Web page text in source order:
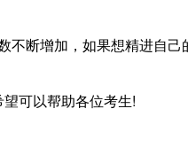
断增加，如果想精进自
可以帮助各位考生!